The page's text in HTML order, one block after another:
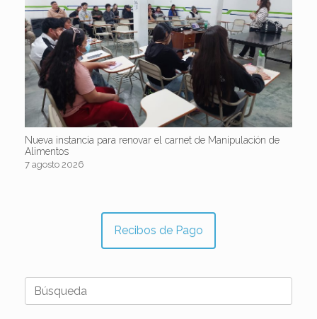
Nueva instancia para renovar el carnet de Manipulación de
Alimentos
7 agosto 2026
Recibos de Pago
Buscar: